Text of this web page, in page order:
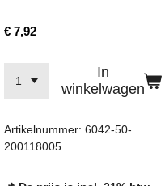
€ 7,92
In
winkelwagen
Artikelnummer: 6042-50-
200118005